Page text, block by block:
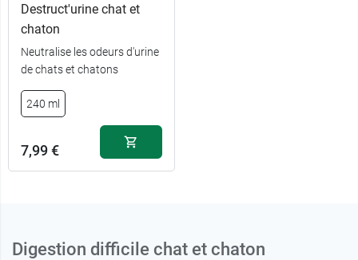
Destruct'urine chat et
chaton
Neutralise les odeurs d'urine
de chats et chatons
240 ml
7,99 €
Digestion difficile chat et chaton